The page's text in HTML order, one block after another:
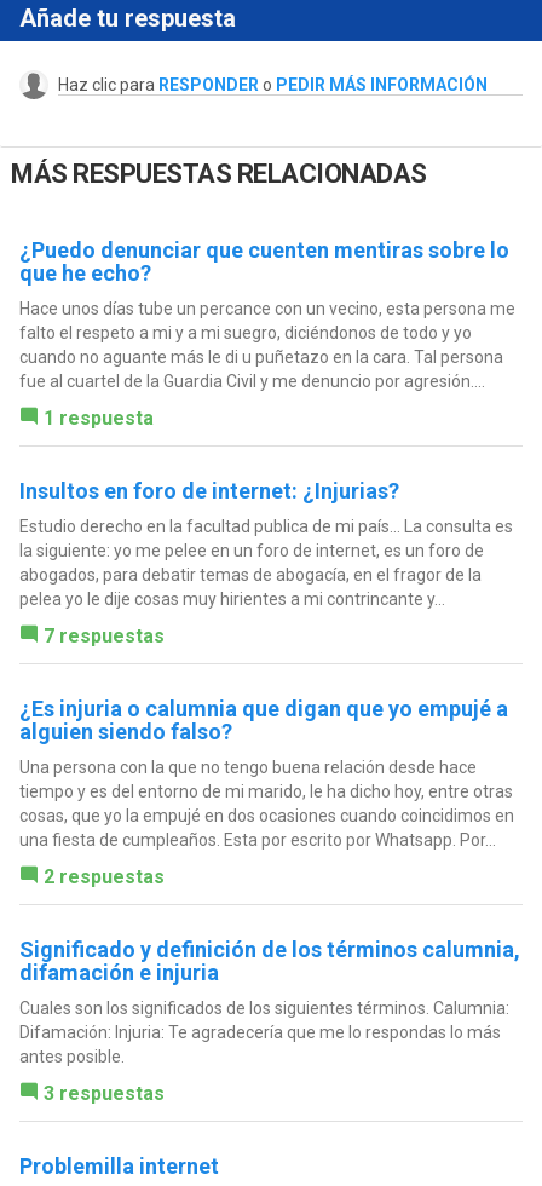
Añade tu respuesta
Haz clic para RESPONDER o PEDIR MÁS INFORMACIÓN
MÁS RESPUESTAS RELACIONADAS
¿Puedo denunciar que cuenten mentiras sobre lo
que he echo?
Hace unos días tube un percance con un vecino, esta persona me
falto el respeto a mi y a mi suegro, diciéndonos de todo y yo
cuando no aguante más le di u puñetazo en la cara. Tal persona
fue al cuartel de la Guardia Civil y me denuncio por agresión....
1 respuesta
Insultos en foro de internet: ¿Injurias?
Estudio derecho en la facultad publica de mi país... La consulta es
la siguiente: yo me pelee en un foro de internet, es un foro de
abogados, para debatir temas de abogacía, en el fragor de la
pelea yo le dije cosas muy hirientes a mi contrincante y...
7 respuestas
¿Es injuria o calumnia que digan que yo empujé a
alguien siendo falso?
Una persona con la que no tengo buena relación desde hace
tiempo y es del entorno de mi marido, le ha dicho hoy, entre otras
cosas, que yo la empujé en dos ocasiones cuando coincidimos en
una fiesta de cumpleaños. Esta por escrito por Whatsapp. Por...
2 respuestas
Significado y definición de los términos calumnia,
difamación e injuria
Cuales son los significados de los siguientes términos. Calumnia:
Difamación: Injuria: Te agradecería que me lo respondas lo más
antes posible.
3 respuestas
Problemilla internet